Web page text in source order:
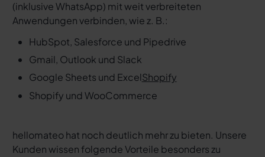
(inklusive WhatsApp) mit weit verbreiteten
Anwendungen verbinden, wie z. B.:
HubSpot, Salesforce und Pipedrive
Gmail, Outlook und Slack
Google Sheets und ExcelShopify
Shopify und WooCommerce
hellomateo hat noch deutlich mehr zu bieten. Unsere
Kunden wissen folgende Vorteile besonders zu